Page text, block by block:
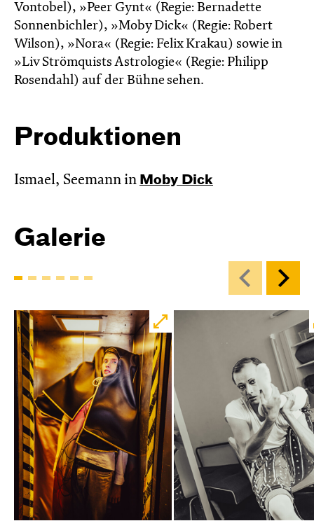
Vontobel), »Peer Gynt« (Regie: Bernadette
Sonnenbichler), »Moby Dick« (Regie: Robert
Wilson), »Nora« (Regie: Felix Krakau) sowie in
»Liv Strömquists Astrologie« (Regie: Philipp
Rosendahl) auf der Bühne sehen.
Produktionen
Ismael, Seemann in Moby Dick
Galerie